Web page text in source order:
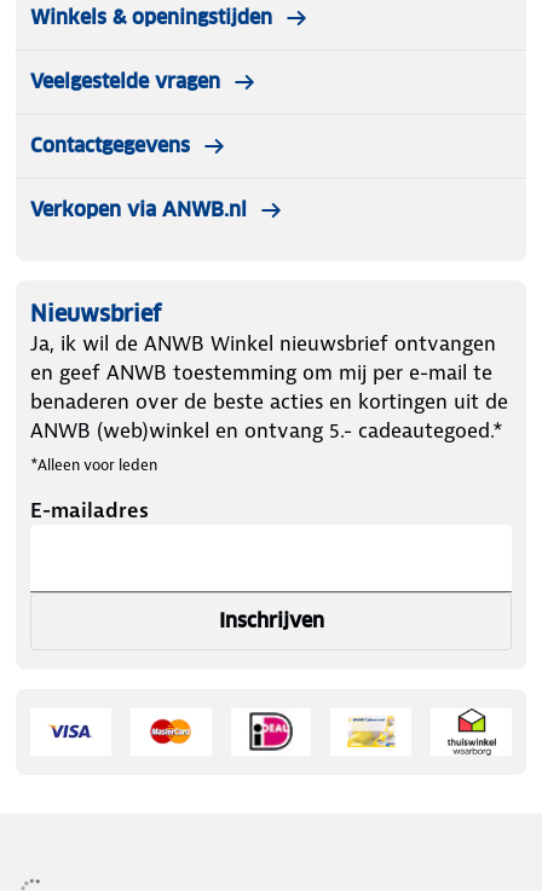
Winkels & openingstijden
Veelgestelde vragen
Contactgegevens
Verkopen via ANWB.nl
Nieuwsbrief
Ja, ik wil de ANWB Winkel nieuwsbrief ontvangen
en geef ANWB toestemming om mij per e-mail te
benaderen over de beste acties en kortingen uit de
ANWB (web)winkel en ontvang 5.- cadeautegoed.*
*Alleen voor leden
E-mailadres
Inschrijven